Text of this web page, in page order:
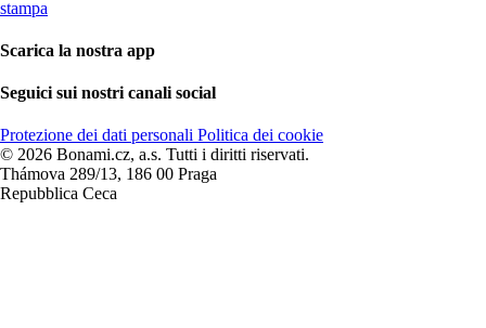
stampa
Scarica la nostra app
Seguici sui nostri canali social
Protezione dei dati personali Politica dei cookie
© 2026 Bonami.cz, a.s. Tutti i diritti riservati.
Thámova 289/13, 186 00 Praga
Repubblica Ceca